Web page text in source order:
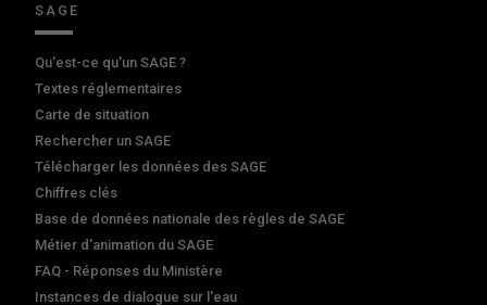
SAGE
Qu'est-ce qu'un SAGE ?
Textes réglementaires
Carte de situation
Rechercher un SAGE
Télécharger les données des SAGE
Chiffres clés
Base de données nationale des règles de SAGE
Métier d'animation du SAGE
FAQ - Réponses du Ministère
Instances de dialogue sur l'eau